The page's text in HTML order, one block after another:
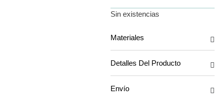
Sin existencias
Materiales
Detalles Del Producto
Envío